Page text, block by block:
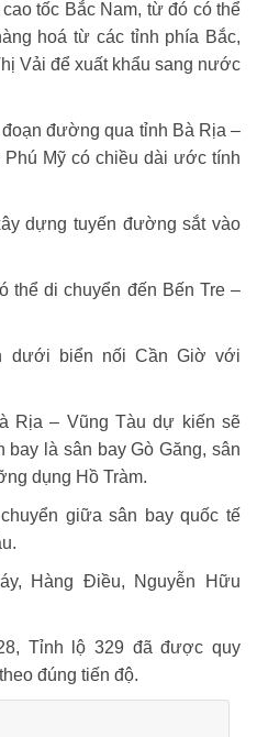
tốc Bắc Nam, từ đó có thể
hoá từ các tỉnh phía Bắc,
Vải để xuất khẩu sang nước
đường qua tỉnh Bà Rịa –
Mỹ có chiều dài ước tính
dựng tuyến đường sắt vào
thể di chuyển đến Bến Tre –
dưới biển nối Cần Giờ với
Rịa – Vũng Tàu dự kiến sẽ
là sân bay Gò Găng, sân
dụng Hồ Tràm.
giữa sân bay quốc tế
Hàng Điều, Nguyễn Hữu
Tỉnh lộ 329 đã được quy
đúng tiến độ.